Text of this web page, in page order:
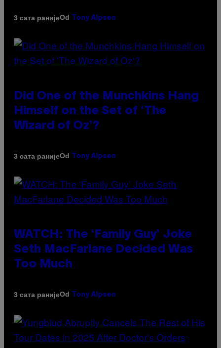
3 сата ранијеOd Tony Alpsen
Did One of the Munchkins Hang
Himself on the Set of ‘The
Wizard of Oz’?
3 сата ранијеOd Tony Alpsen
WATCH: The ‘Family Guy’ Joke
Seth MacFarlane Decided Was
Too Much
3 сата ранијеOd Tony Alpsen